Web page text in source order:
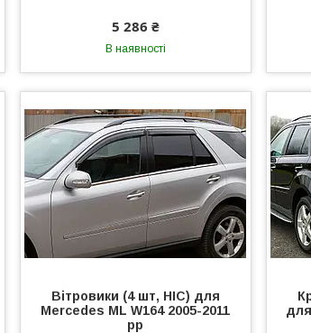
5 286 ₴
В наявності
Вітровики (4 шт, HIC) для
Mercedes ML W164 2005-2011
рр